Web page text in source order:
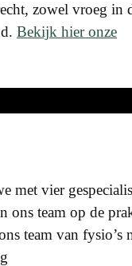
zowel vroeg in
Bekijk hier onze
met vier
ons team op de
team van fysio’s